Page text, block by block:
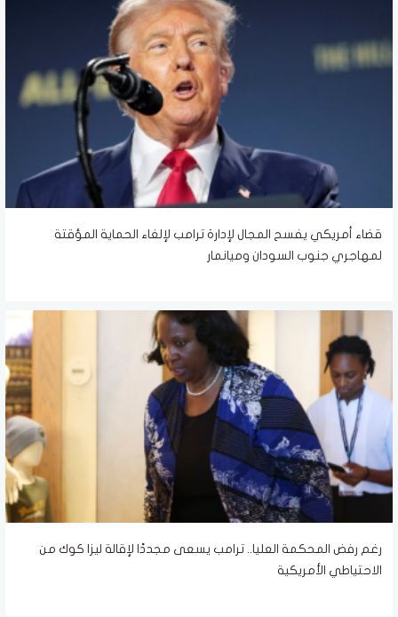
قضاء أمريكي يفسح المجال لإدارة ترامب لإلغاء الحماية المؤقتة
لمهاجري جنوب السودان وميانمار
رغم رفض المحكمة العليا.. ترامب يسعى مجددًا لإقالة ليزا كوك من
الاحتياطي الأمريكية